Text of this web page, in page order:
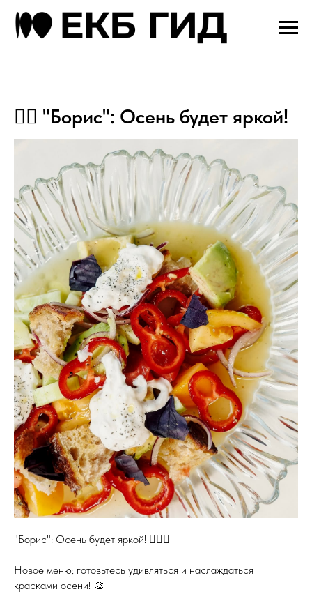
❤️‍🔥 "Борис": Осень будет яркой!
"Борис": Осень будет яркой! ❤️‍🔥🍂
Новое меню: готовьтесь удивляться и наслаждаться
красками осени! 🎨